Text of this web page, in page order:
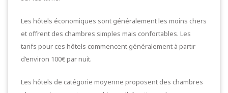
Les hôtels économiques sont généralement les moins chers
et offrent des chambres simples mais confortables. Les
tarifs pour ces hôtels commencent généralement à partir
d’environ 100€ par nuit.
Les hôtels de catégorie moyenne proposent des chambres